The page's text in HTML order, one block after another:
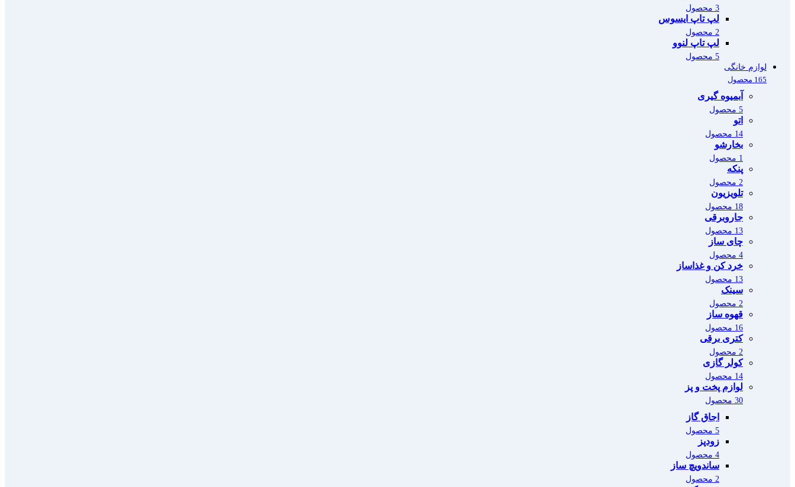
3 محصول
لپ تاپ ایسوس
2 محصول
لپ تاپ لنوو
5 محصول
لوازم خانگی
165 محصول
آبمیوه گیری
5 محصول
اتو
14 محصول
بخارشو
1 محصول
پنکه
2 محصول
تلویزیون
18 محصول
جاروبرقی
13 محصول
چای ساز
4 محصول
خرد کن و غذاساز
13 محصول
سینک
2 محصول
قهوه ساز
16 محصول
کتری برقی
2 محصول
کولر گازی
14 محصول
لوازم پخت و پز
30 محصول
اجاق گاز
5 محصول
زودپز
4 محصول
ساندویچ ساز
2 محصول